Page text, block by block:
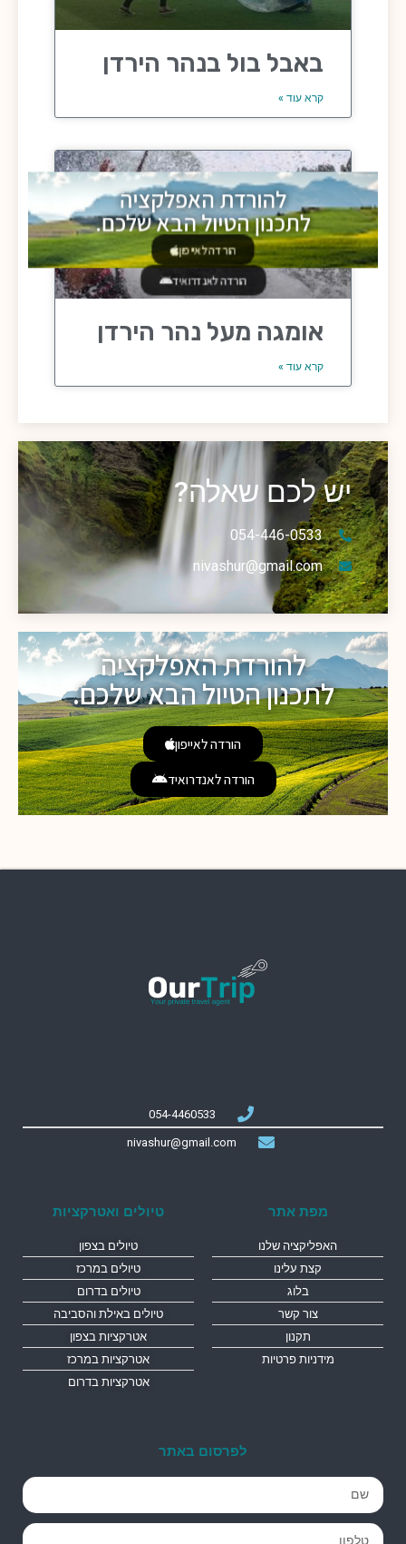
באבל בול בנהר הירדן
קרא עוד »
אומגה מעל נהר הירדן
קרא עוד »
יש לכם שאלה?
054-446-0533
nivashur@gmail.com
להורדת האפלקציה
לתכנון הטיול הבא שלכם.
הורדה לאייפון
הורדה לאנדרואיד
054-4460533
nivashur@gmail.com
מפת אתר
האפליקציה שלנו
קצת עלינו
בלוג
צור קשר
תקנון
מידניות פרטיות
טיולים ואטרקציות
טיולים בצפון
טיולים במרכז
טיולים בדרום
טיולים באילת והסביבה
אטרקציות בצפון
אטרקציות במרכז
אטרקציות בדרום
לפרסום באתר
להורדת האפלקציה
לתכנון הטיול הבא שלכם.
הורדה לאייפון
הורדה לאנדרואיד